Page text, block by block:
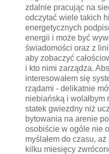
zdalnie pracując na
odczytać wiele takich
energetycznych
energii i może być
świadomości oraz z
aby zobaczyć
i kto nimi zarządza.
interesowałem się
rządami - delikatnie
niebiańską i wolałbym
statek gwiezdny niż
bytowania na arenie
osobiście w ogóle nie
myślałem do czasu,
kilku miesięcy